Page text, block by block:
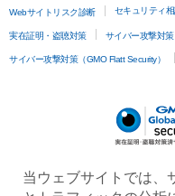
Webサイトリスク診断 セキュリティ
実在証明・盗聴対策 サイバー攻撃対
サイバー攻撃対策（GMO Flatt Security）
当ウェブサイトでは、